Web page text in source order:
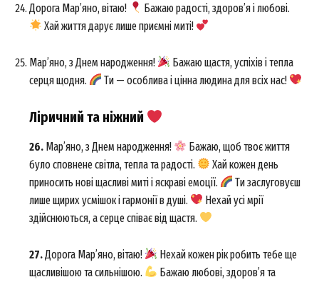
Дорога Мар’яно, вітаю!
Бажаю радості, здоров’я і любові.
Хай життя дарує лише приємні миті!
Мар’яно, з Днем народження!
Бажаю щастя, успіхів і тепла
серця щодня.
Ти — особлива і цінна людина для всіх нас!
Ліричний та ніжний
26. Мар’яно, з Днем народження!
Бажаю, щоб твоє життя
було сповнене світла, тепла та радості.
Хай кожен день
приносить нові щасливі миті і яскраві емоції.
Ти заслуговуєш
лише щирих усмішок і гармонії в душі.
Нехай усі мрії
здійснюються, а серце співає від щастя.
27.Дорога Мар’яно, вітаю!
Нехай кожен рік робить тебе ще
щасливішою та сильнішою.
Бажаю любові, здоров’я та